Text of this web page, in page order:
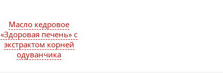
Масло кедровое
«Здоровая печень» с
экстрактом корней
одуванчика